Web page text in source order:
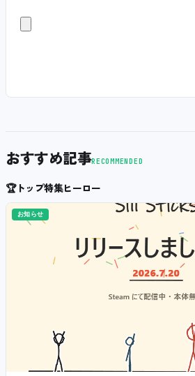
おすすめ記事RECOMMENDED
🏆トップ特集ヒーロー
お知らせ